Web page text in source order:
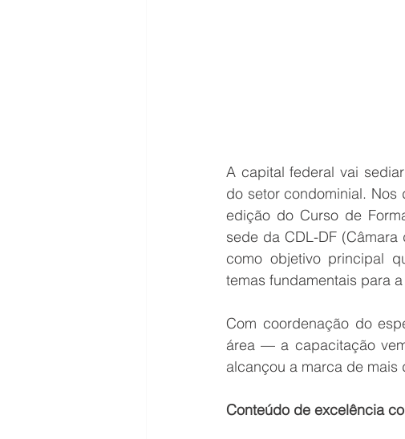
A capital federal vai
do setor condominial. Nos
edição do Curso de
sede da CDL-DF
como objetivo principal
temas fundamentais para
Com coordenação do
área — a capacitação
alcançou a marca de
Conteúdo de excelência